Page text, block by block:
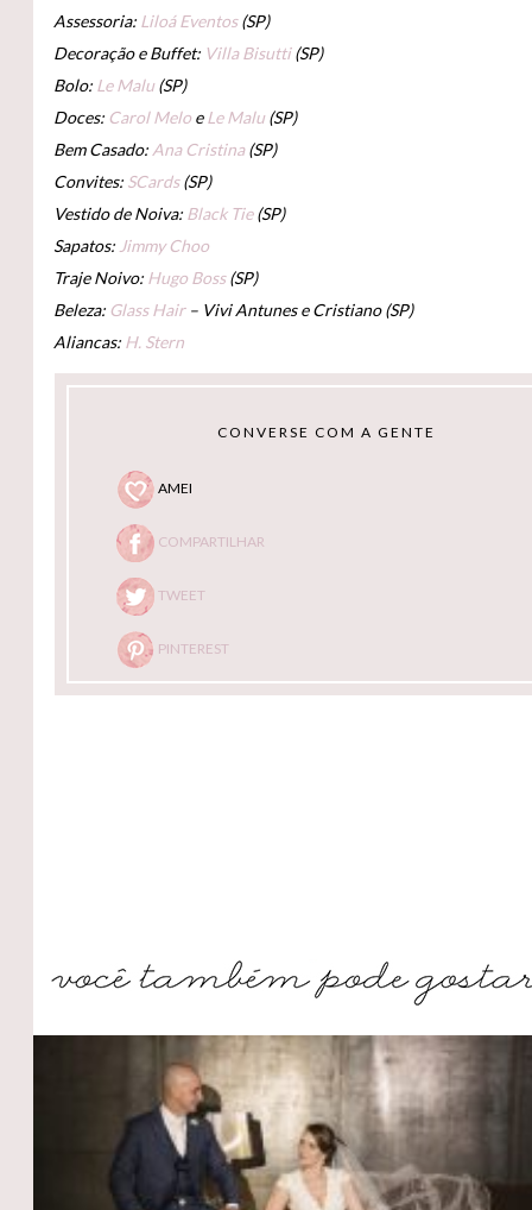
Assessoria: Liloá Eventos(SP)
Decoração e Buffet: Villa Bisutti(SP)
Bolo: Le Malu(SP)
Doces: Carol Melo eLe Malu(SP)
Bem Casado: Ana Cristina(SP)
Convites: SCards(SP)
Vestido de Noiva: Black Tie(SP)
Sapatos: Jimmy Choo
Traje Noivo: Hugo Boss(SP)
Beleza: Glass Hair– Vivi Antunes e Cristiano (SP)
Aliancas: H. Stern
CONVERSE COM A GENTE
AMEI
COMPARTILHAR
TWEET
PINTEREST